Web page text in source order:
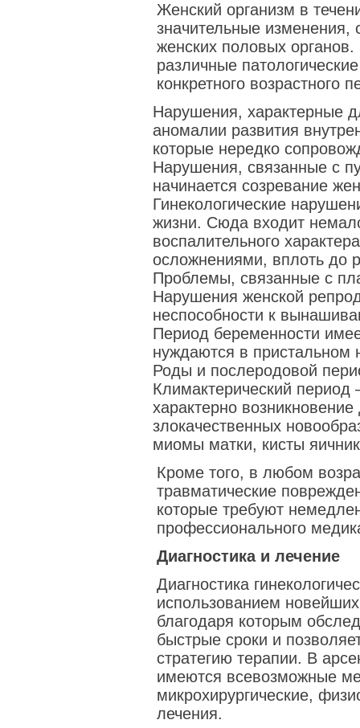
Женский организм в
значительные изменения,
женских половых
различные
конкретного возрастного
Нарушения, характерные
аномалии развития
которые нередко
Нарушения, связанные с
начинается созревание
Гинекологические
жизни. Сюда входит
воспалительного
осложнениями, вплоть до
Проблемы, связанные с
Нарушения женской
неспособности к
Период беременности
нуждаются в пристальном
Роды и послеродовой
Климактерический период
характерно
злокачественных
миомы матки, кисты
Кроме того, в любом
травматические
которые требуют
профессионального
Диагностика и лечение
Диагностика
использованием
благодаря которым
быстрые сроки и
стратегию терапии. В
имеются всевозможные
микрохирургические,
лечения.